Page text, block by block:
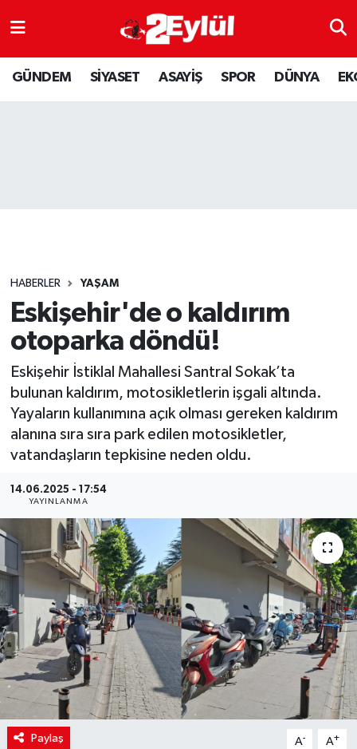
GÜNDEM SİYASET ASAYİŞ SPOR DÜNYA
HABERLER YAŞAM
Eskişehir'de o kaldırım
otoparka döndü!
Eskişehir İstiklal Mahallesi Santral Sokak’ta
bulunan kaldırım, motosikletlerin işgali altında.
Yayaların kullanımına açık olması gereken kaldırım
alanına sıra sıra park edilen motosikletler,
vatandaşların tepkisine neden oldu.
14.06.2025 - 17:54
YAYINLANMA
Paylaş A- A+
ASAYİŞ
DÜNYA
SPOR
YAŞAM
Nöbetçi Eczaneler
Hava Durumu
Son Dakika Haberleri
Haber Arşivi